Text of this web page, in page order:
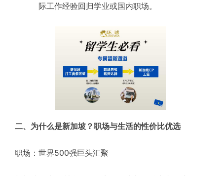
际工作经验回归学业或国内职场。
二、为什么是新加坡？职场与生活的性价比优选
职场：世界500强巨头汇聚